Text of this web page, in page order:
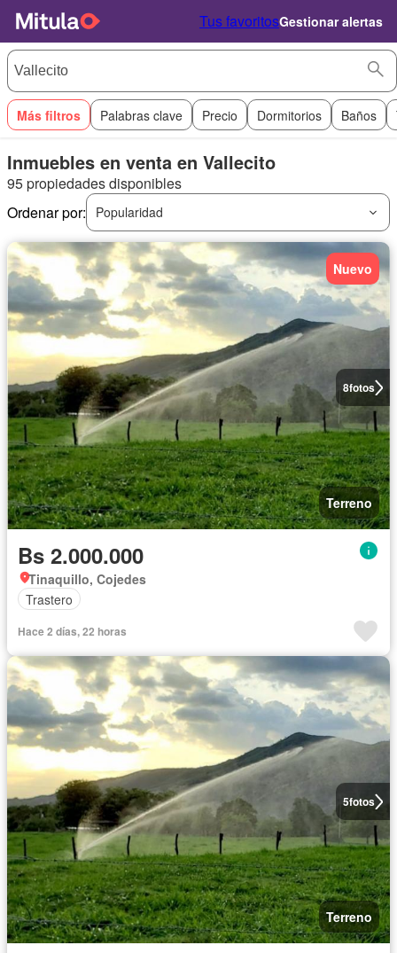
Tus favoritosGestionar alertas
Más filtros Palabras clave Precio Dormitorios Baños
Inmuebles en venta en Vallecito
95 propiedades disponibles
Ordenar por:
Popularidad
8fotos
Nuevo
Terreno
Bs 2.000.000
Tinaquillo, Cojedes
Trastero
Hace 2 días, 22 horas
5fotos
Terreno